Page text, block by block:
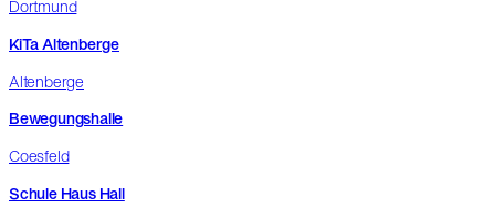
Dortmund
KiTa Altenberge
Altenberge
Bewegungshalle
Coesfeld
Schule Haus Hall